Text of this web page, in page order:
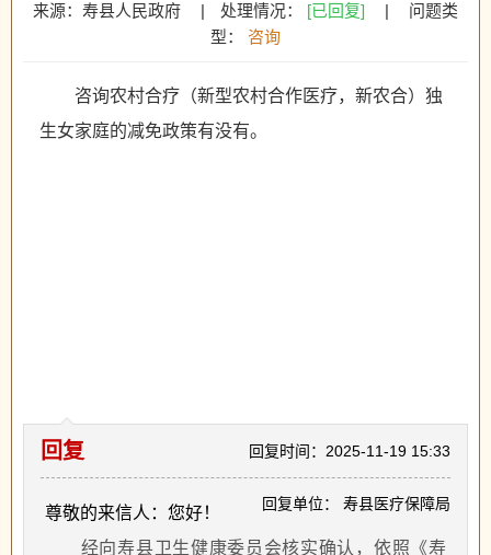
来源：寿县人民政府
| 处理情况： [已回复] |
问题类
型：
咨询
咨询农村合疗（新型农村合作医疗，新农合）独
生女家庭的减免政策有没有。
回复时间：2025-11-19 15:33
回复单位： 寿县医疗保障局
回复
尊敬的来信人：您好！
经向寿县卫生健康委员会核实确认，依照《寿